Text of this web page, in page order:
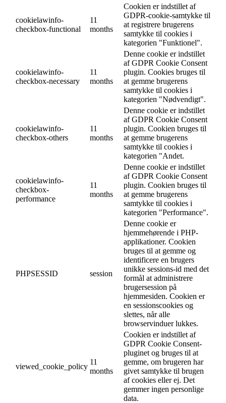
cookielawinfo-
checkbox-functional
11
months
Cookien er indstillet af
GDPR-cookie-samtykke til
at registrere brugerens
samtykke til cookies i
kategorien "Funktionel".
cookielawinfo-
checkbox-necessary
11
months
Denne cookie er indstillet
af GDPR Cookie Consent
plugin. Cookies bruges til
at gemme brugerens
samtykke til cookies i
kategorien "Nødvendigt".
cookielawinfo-
checkbox-others
11
months
Denne cookie er indstillet
af GDPR Cookie Consent
plugin. Cookien bruges til
at gemme brugerens
samtykke til cookies i
kategorien "Andet.
cookielawinfo-
checkbox-
performance
11
months
Denne cookie er indstillet
af GDPR Cookie Consent
plugin. Cookien bruges til
at gemme brugerens
samtykke til cookies i
kategorien "Performance".
PHPSESSID session
Denne cookie er
hjemmehørende i PHP-
applikationer. Cookien
bruges til at gemme og
identificere en brugers
unikke sessions-id med det
formål at administrere
brugersession på
hjemmesiden. Cookien er
en sessionscookies og
slettes, når alle
browservinduer lukkes.
viewed_cookie_policy
11
months
Cookien er indstillet af
GDPR Cookie Consent-
pluginet og bruges til at
gemme, om brugeren har
givet samtykke til brugen
af cookies eller ej. Det
gemmer ingen personlige
data.